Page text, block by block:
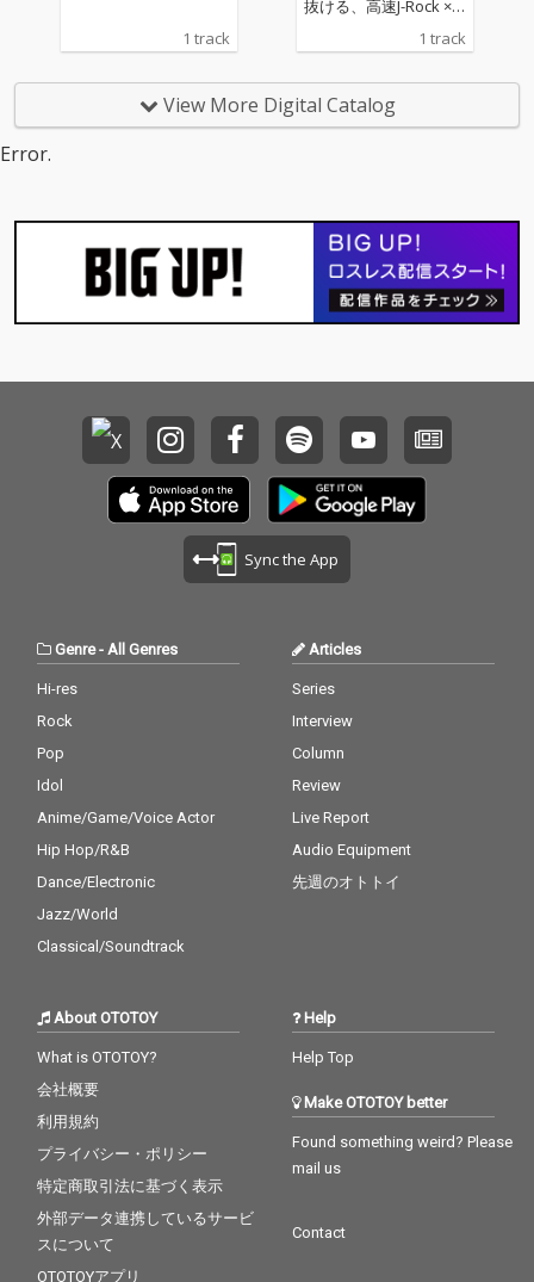
1 track
抜ける、高速J-Rock × H
らかった部屋から飛び
中で、自分だけの音と
言葉を探していく。 崩
る一曲。 siron.の鋭く
エモーショナルな歌声
と、Capchiiらしい緻密
で攻撃的なサウンドが
交差する、衝動と再生
1 track
View More Digital Catalog
Error.
Sync the App
Genre- All Genres
Hi-res
Rock
Pop
Idol
Anime/Game/Voice Actor
Hip Hop/R&B
Dance/Electronic
Jazz/World
Classical/Soundtrack
Articles
Series
Interview
Column
Review
Live Report
Audio Equipment
先週のオトトイ
About OTOTOY
What is OTOTOY?
会社概要
利用規約
プライバシー・ポリシー
特定商取引法に基づく表示
外部データ連携しているサービ
スについて
OTOTOYアプリ
Help
Help Top
Make OTOTOY better
Found something weird? Please
mail us
Contact